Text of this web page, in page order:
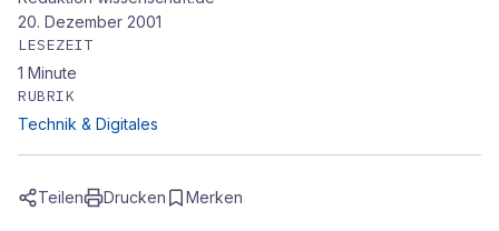
beenden
20. Dezember 2001
LESEZEIT
1 Minute
RUBRIK
Technik & Digitales
Teilen Drucken Merken